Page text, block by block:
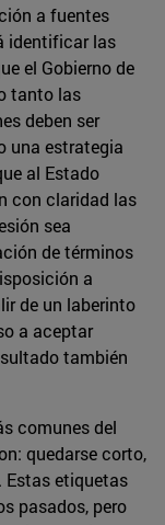
a fuentes
identificar las
el Gobierno de
tanto las
deben ser
una estrategia
al Estado
con claridad las
sea
de términos
a
de un laberinto
a aceptar
también
comunes del
quedarse corto,
Estas etiquetas
pasados, pero